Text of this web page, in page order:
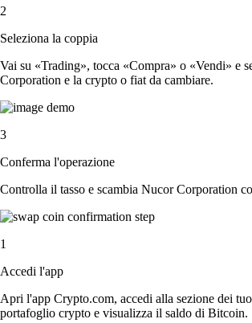
2
Seleziona la coppia
Vai su «Trading», tocca «Compra» o «Vendi» e
Corporation e la crypto o fiat da cambiare.
3
Conferma l'operazione
Controlla il tasso e scambia Nucor Corporation
1
Accedi l'app
Apri l'app Crypto.com, accedi alla sezione dei
portafoglio crypto e visualizza il saldo di Bitcoin.